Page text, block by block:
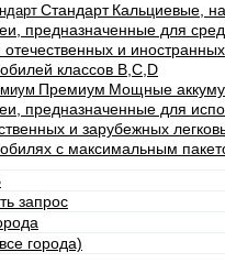
Стандарт Кальциевые,
предназначенные для
отечественных и иностранных
классов B,C,D
Премиум Мощные
предназначенные для
и зарубежных
с максимальным
запрос
города)